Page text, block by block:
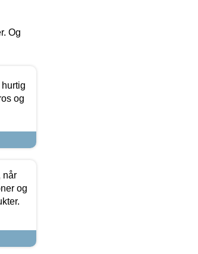
Og
og
når
og